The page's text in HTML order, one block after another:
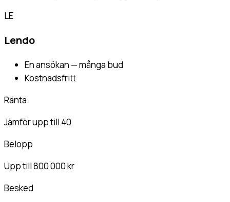
LE
Lendo
En ansökan — många bud
Kostnadsfritt
Ränta
Jämför upp till 40
Belopp
Upp till 800 000 kr
Besked